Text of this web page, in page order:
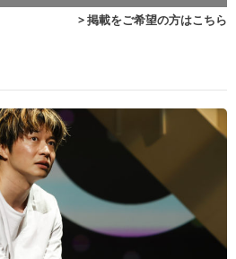
> 掲載をご希望の方はこちら